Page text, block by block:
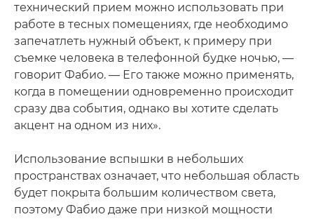
технический прием можно использовать при
работе в тесных помещениях, где необходимо
запечатлеть нужный объект, к примеру при
съемке человека в телефонной будке ночью, —
говорит Фабио. — Его также можно применять,
когда в помещении одновременно происходит
сразу два события, однако вы хотите сделать
акцент на одном из них».
Использование вспышки в небольших
пространствах означает, что небольшая область
будет покрыта большим количеством света,
поэтому Фабио даже при низкой мощности